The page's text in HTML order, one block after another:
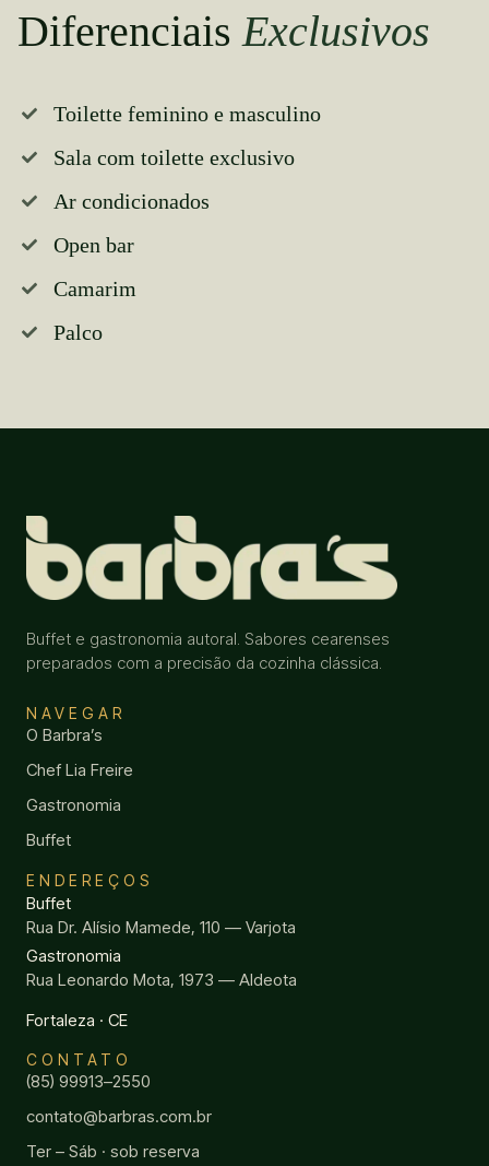
DiferenciaisExclusivos
Toilette feminino e masculino
Sala com toilette exclusivo
Ar condicionados
Open bar
Camarim
Palco
Buffet e gastronomia autoral. Sabores cearenses
preparados com a precisão da cozinha clássica.
NAVEGAR
O Barbra’s
Chef Lia Freire
Gastronomia
Buffet
ENDEREÇOS
Buffet
Rua Dr. Alísio Mamede, 110 — Varjota
Gastronomia
Rua Leonardo Mota, 1973 — Aldeota
Fortaleza · CE
CONTATO
(85) 99913–2550
contato@barbras.com.br
Ter – Sáb · sob reserva